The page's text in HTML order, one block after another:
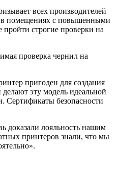
всех производителей
в помещениях с повышенными
строгие проверки на
проверка чернил на
пригоден для создания
эту модель идеальной
Сертификаты безопасности
доказали лояльность нашим
принтеров знали, что мы